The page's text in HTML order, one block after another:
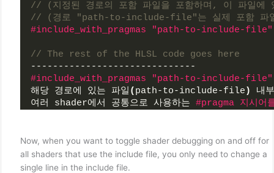
// (지정된 경로의 포함 파일을 포함하며, 이 파일에
// (경로 "path-to-include-file"는 실제 포함 파일
#include_with_pragmas "path-to-include-file"
// The rest of the HLSL code goes here
------------------------------
#include_with_pragmas "path-to-include-file"
해당 경로에 있는 파일 ( path-to-include-file ) 내
여러 shader에서 공통으로 사용하는 #pragma 지시어
Now, when you want to toggle shader debugging on and off for
all shaders that use the include file, you only need to change a
single line in the include file.